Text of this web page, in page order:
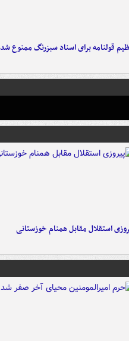
قولنامه برای اسناد سبزرنگ ممنوع شد
استقلال مقابل همنام خوزستانی